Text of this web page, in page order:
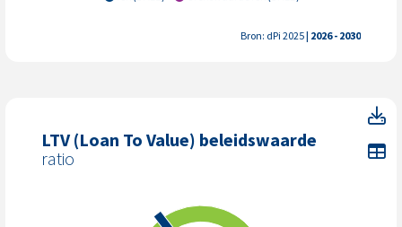
Bron: dPi 2025| 2026 - 2030
LTV (Loan To Value) beleidswaarde
ratio